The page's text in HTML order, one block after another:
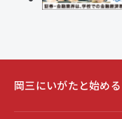
岡三にいがたと始める